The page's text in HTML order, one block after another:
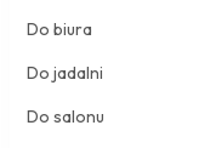
Do biura
Do jadalni
Do salonu